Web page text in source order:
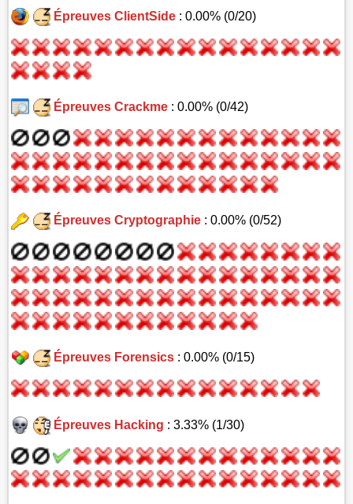
Épreuves ClientSide: 0.00% (0/20)
Épreuves Crackme: 0.00% (0/42)
Épreuves Cryptographie: 0.00% (0/52)
Épreuves Forensics: 0.00% (0/15)
Épreuves Hacking : 3.33% (1/30)